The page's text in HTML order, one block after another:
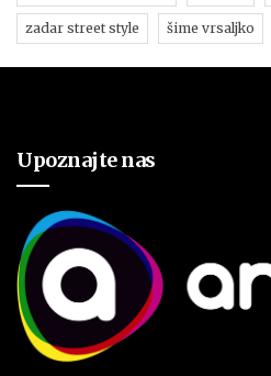
zadar street style šime vrsaljko
Upoznajte nas